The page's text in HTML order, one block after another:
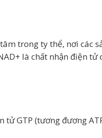
trong ty thể, nơi các
là chất nhận điện
GTP (tương đương